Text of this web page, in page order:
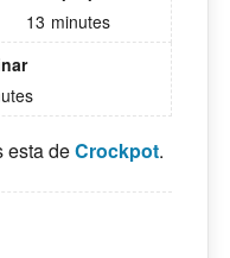
13 minutes
esta deCrockpot.